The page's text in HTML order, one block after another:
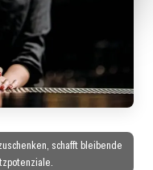
schafft bleibende